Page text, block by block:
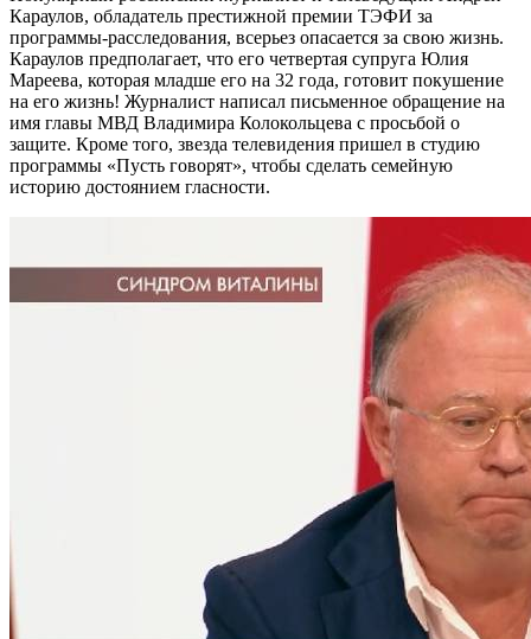
Караулов, обладатель престижной премии ТЭФИ за
программы-расследования, всерьез опасается за свою жизнь.
Караулов предполагает, что его четвертая супруга Юлия
Мареева, которая младше его на 32 года, готовит покушение
на его жизнь! Журналист написал письменное обращение на
имя главы МВД Владимира Колокольцева с просьбой о
защите. Кроме того, звезда телевидения пришел в студию
программы «Пусть говорят», чтобы сделать семейную
историю достоянием гласности.